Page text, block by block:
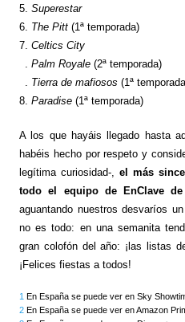
5. Superestar
6. The Pitt(1ª temporada)
7. Celtics City
. Palm Royale (2ª temporada)
. Tierra de mafiosos (1ª
8. Paradise (1ª temporada)
A los que hayáis llegado hasta
habéis hecho por respeto y
legítima curiosidad-, el más
todo el equipo de EnClave
aguantando nuestros desvaríos
no es todo: en una semanita
gran colofón del año: ¡las listas
¡Felices fiestas a todos!
1 En España se puede ver en Sky
2 En España se puede ver en Amazon